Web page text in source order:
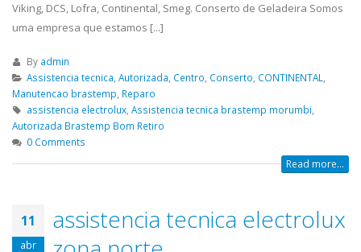
Viking, DCS, Lofra, Continental, Smeg. Conserto de Geladeira Somos
uma empresa que estamos [...]
By admin
Assistencia tecnica, Autorizada, Centro, Conserto, CONTINENTAL,
Manutencao brastemp, Reparo
assistencia electrolux, Assistencia tecnica brastemp morumbi,
Autorizada Brastemp Bom Retiro
0 Comments
Read more...
11
abr
assistencia tecnica electrolux